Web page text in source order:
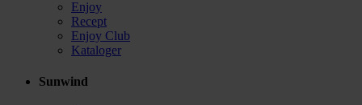
Enjoy
Recept
Enjoy Club
Kataloger
Sunwind